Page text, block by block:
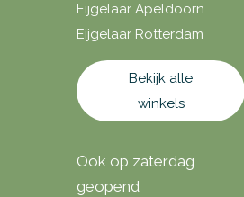
Eijgelaar Apeldoorn
Eijgelaar Rotterdam
Bekijk alle
winkels
Ook op zaterdag
geopend